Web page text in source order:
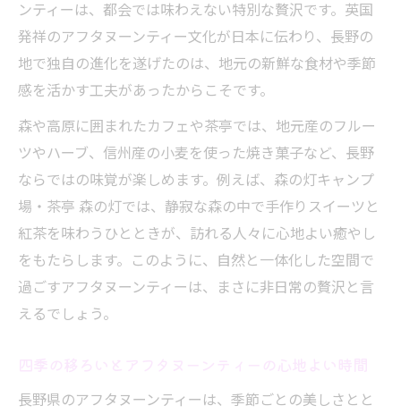
ンティーは、都会では味わえない特別な贅沢です。英国
発祥のアフタヌーンティー文化が日本に伝わり、長野の
地で独自の進化を遂げたのは、地元の新鮮な食材や季節
感を活かす工夫があったからこそです。
森や高原に囲まれたカフェや茶亭では、地元産のフルー
ツやハーブ、信州産の小麦を使った焼き菓子など、長野
ならではの味覚が楽しめます。例えば、森の灯キャンプ
場・茶亭 森の灯では、静寂な森の中で手作りスイーツと
紅茶を味わうひとときが、訪れる人々に心地よい癒やし
をもたらします。このように、自然と一体化した空間で
過ごすアフタヌーンティーは、まさに非日常の贅沢と言
えるでしょう。
長野県のアフタヌーンティーは、季節ごとの美しさとと